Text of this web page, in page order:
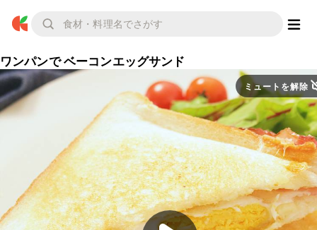
ワンパンで ベーコンエッグサンド
ミュートを解除